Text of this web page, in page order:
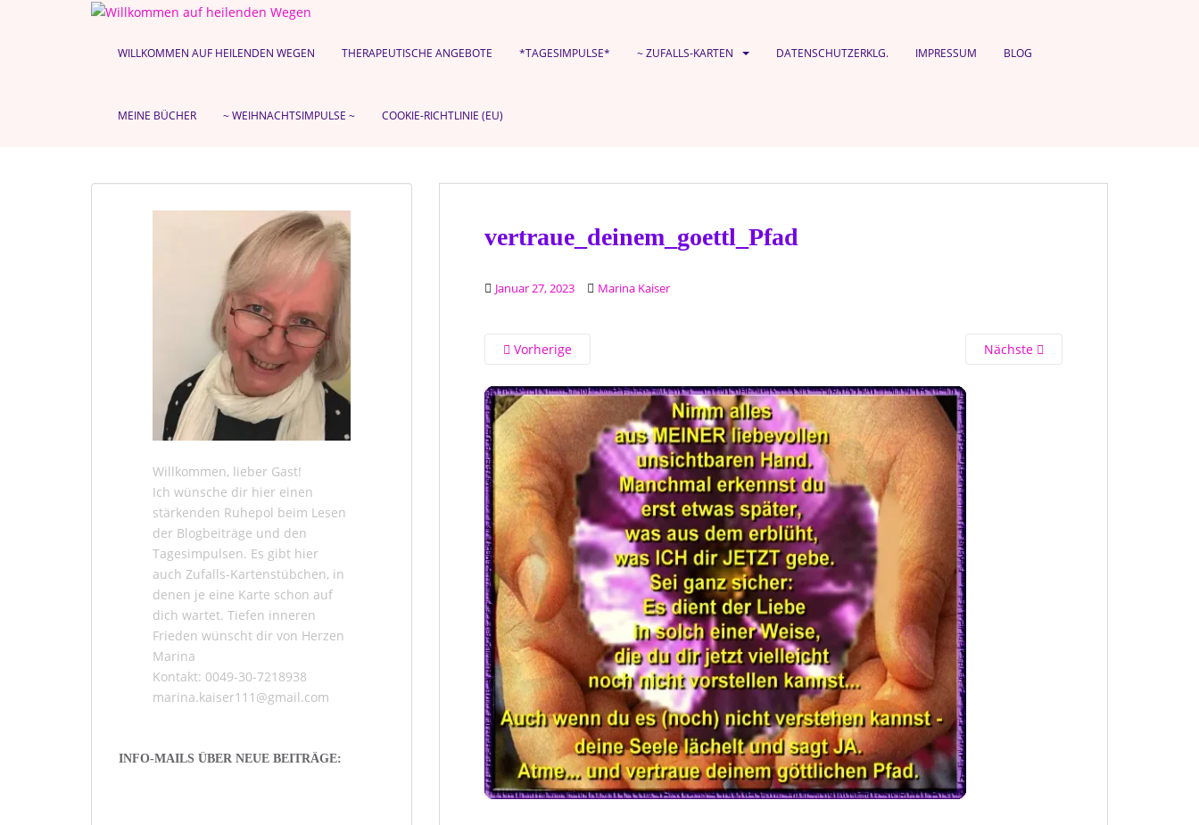
WILLKOMMEN AUF HEILENDEN WEGEN THERAPEUTISCHE ANGEBOTE *TAGESIMPULSE* ~ ZUFALLS-KARTEN DATENSCHUTZERKLG. IMPRESSUM BLOG
MEINE BÜCHER ~ WEIHNACHTSIMPULSE ~ COOKIE-RICHTLINIE (EU)
vertraue_deinem_goettl_Pfad
Januar 27, 2023 Marina Kaiser
Vorherige Nächste
Willkommen, lieber Gast!
Ich wünsche dir hier einen
stärkenden Ruhepol beim Lesen
der Blogbeiträge und den
Tagesimpulsen. Es gibt hier
auch Zufalls-Kartenstübchen, in
denen je eine Karte schon auf
dich wartet. Tiefen inneren
Frieden wünscht dir von Herzen
Marina
Kontakt: 0049-30-7218938
marina.kaiser111@gmail.com
INFO-MAILS ÜBER NEUE BEITRÄGE: